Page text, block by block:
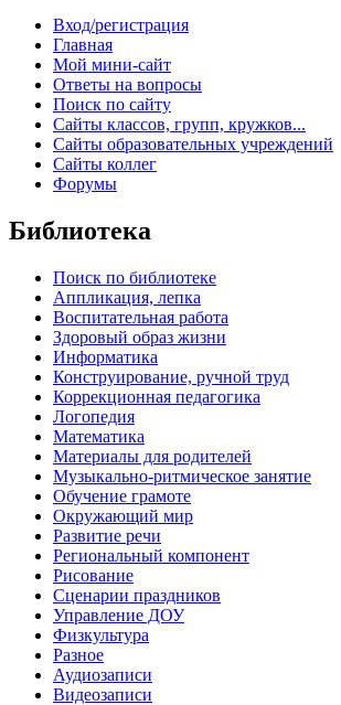
Вход/регистрация
Главная
Мой мини-сайт
Ответы на вопросы
Поиск по сайту
Сайты классов, групп, кружков...
Сайты образовательных учреждений
Сайты коллег
Форумы
Библиотека
Поиск по библиотеке
Аппликация, лепка
Воспитательная работа
Здоровый образ жизни
Информатика
Конструирование, ручной труд
Коррекционная педагогика
Логопедия
Математика
Материалы для родителей
Музыкально-ритмическое занятие
Обучение грамоте
Окружающий мир
Развитие речи
Региональный компонент
Рисование
Сценарии праздников
Управление ДОУ
Физкультура
Разное
Аудиозаписи
Видеозаписи